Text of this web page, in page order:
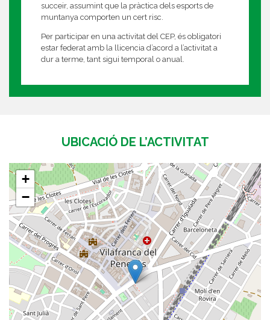
succeir, assumint que la pràctica dels esports de
muntanya comporten un cert risc.
Per participar en una activitat del CEP, és obligatori
estar federat amb la llicencia d’acord a l’activitat a
dur a terme, tant sigui temporal o anual.
UBICACIÓ DE L’ACTIVITAT
+
−